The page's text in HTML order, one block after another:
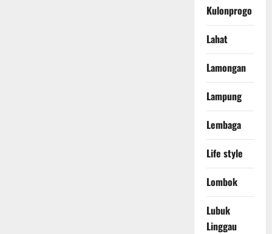
Kulonprogo
Lahat
Lamongan
Lampung
Lembaga
Life style
Lombok
Lubuk
Linggau